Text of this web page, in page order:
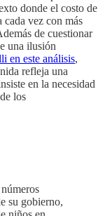
donde el costo de
cada vez con más
de cuestionar
una ilusión
en este análisis,
refleja una
en la necesidad
los
su gobierno,